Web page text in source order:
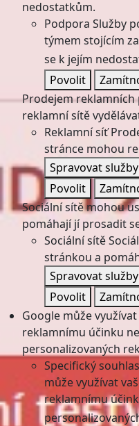
nedostatkům.
Podpora Služby
týmem stojícím
se k jejím
Povolit
Prodejem
reklamní sítě
Reklamní síť
stránce mohou
Spravovat služby
Povolit
Sociální sítě mohou
pomáhají jí prosadit
Sociální sítě
stránkou a
Spravovat služby
Povolit
Google může
reklamnímu účinku
personalizovaných
Specifický
může využívat
reklamnímu